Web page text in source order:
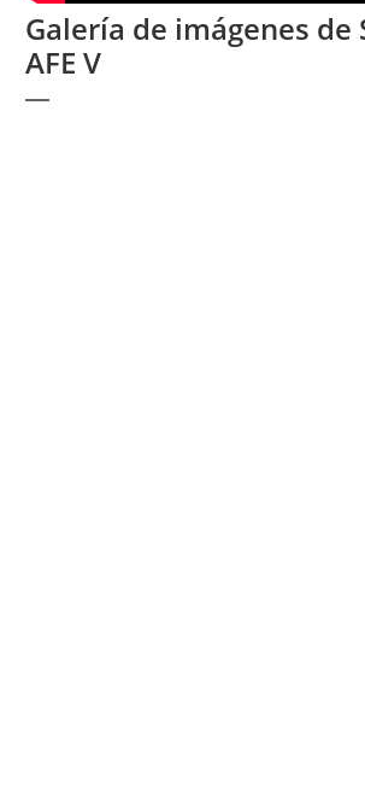
Galería de imágenes de
AFE V